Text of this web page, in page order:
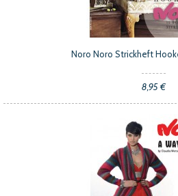
Noro Noro Strickheft
8,95 €